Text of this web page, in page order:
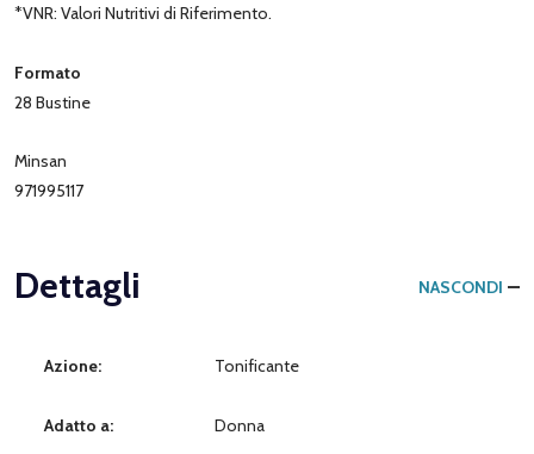
*VNR: Valori Nutritivi di Riferimento.
Formato
28 Bustine
Minsan
971995117
Dettagli NASCONDI
Azione: Tonificante
Adatto a: Donna